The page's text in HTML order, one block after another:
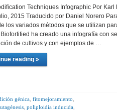
Techniques Infographic Por
2015 Traducido por Daniel Norero
los variados métodos que se utilizan
ha creado una infografía con
de cultivos y con ejemplos de …
reading »
génica fitomejoramiento
poliploidía inducida